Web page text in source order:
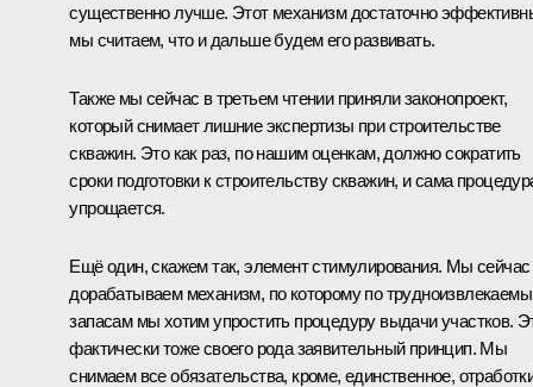
существенно лучше. Этот механизм достаточно
мы считаем, что и дальше будем его развивать.
Также мы сейчас в третьем чтении приняли законопроект,
который снимает лишние экспертизы при строительстве
скважин. Это как раз, по нашим оценкам, должно сократить
сроки подготовки к строительству скважин, и сама
упрощается.
Ещё один, скажем так, элемент стимулирования. Мы сейчас
дорабатываем механизм, по которому по
запасам мы хотим упростить процедуру выдачи участков.
фактически тоже своего рода заявительный принцип. Мы
снимаем все обязательства, кроме, единственное,